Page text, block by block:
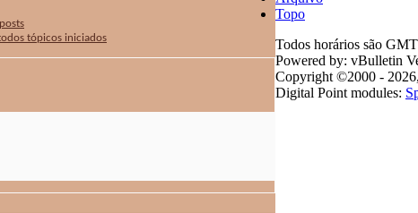
tópicos iniciados
Topo
Todos horários são
Powered by: vBulletin
Copyright ©2000 -
Digital Point modules: